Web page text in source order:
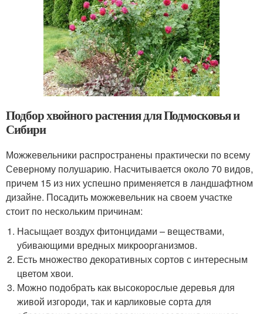
Подбор хвойного растения для Подмосковья и
Сибири
Можжевельники распространены практически по всему
Северному полушарию. Насчитывается около 70 видов,
причем 15 из них успешно применяется в ландшафтном
дизайне. Посадить можжевельник на своем участке
стоит по нескольким причинам:
Насыщает воздух фитонцидами – веществами,
убивающими вредных микроорганизмов.
Есть множество декоративных сортов с интересным
цветом хвои.
Можно подобрать как высокорослые деревья для
живой изгороди, так и карликовые сорта для